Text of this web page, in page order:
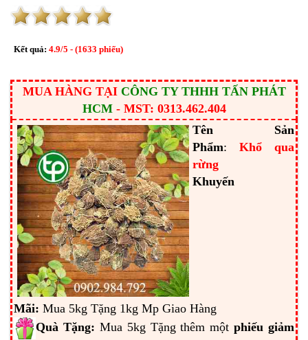
Kết quả: 4.9/5 - (1633 phiếu)
MUA HÀNG TẠICÔNG TY THHH TẤN PHÁT
HCM - MST: 0313.462.404
Tên Sản
Phẩm: Khổ qua
rừng
Khuyến
Mãi: Mua 5kg Tặng 1kg Mp Giao Hàng
Quà Tặng: Mua 5kg Tặng thêm mộtphiếu giảm